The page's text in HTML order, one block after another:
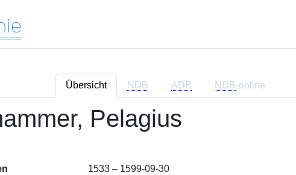
Übersicht NDB ADB NDB-online
Pelagius
1533 – 1599-09-30